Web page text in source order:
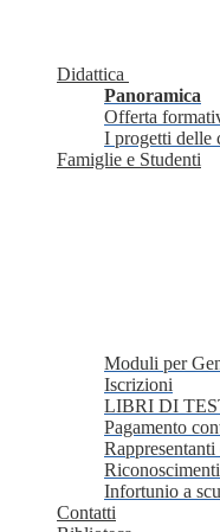
Didattica
Panoramica
Offerta
I progetti delle
Famiglie e Studenti
Moduli per
Iscrizioni
LIBRI DI
Pagamento
Infortunio a
Contatti